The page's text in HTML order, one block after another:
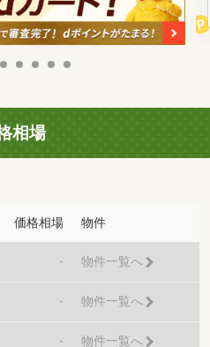
相場
価格相場 物件
- 物件一覧へ
- 物件一覧へ
- 物件一覧へ